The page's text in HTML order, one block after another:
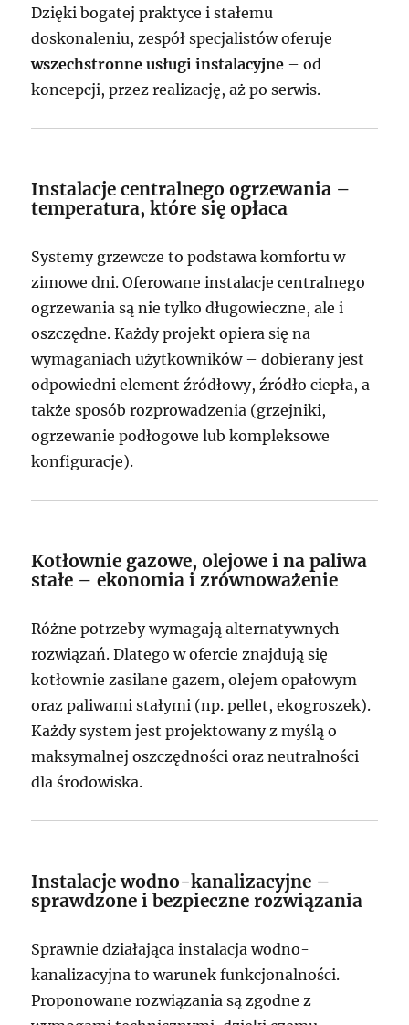
Dzięki bogatej praktyce i stałemu
doskonaleniu, zespół specjalistów oferuje
wszechstronne usługi instalacyjne – od
koncepcji, przez realizację, aż po serwis.
Instalacje centralnego ogrzewania –
temperatura, które się opłaca
Systemy grzewcze to podstawa komfortu w
zimowe dni. Oferowane instalacje centralnego
ogrzewania są nie tylko długowieczne, ale i
oszczędne. Każdy projekt opiera się na
wymaganiach użytkowników – dobierany jest
odpowiedni element źródłowy, źródło ciepła, a
także sposób rozprowadzenia (grzejniki,
ogrzewanie podłogowe lub kompleksowe
konfiguracje).
Kotłownie gazowe, olejowe i na paliwa
stałe – ekonomia i zrównoważenie
Różne potrzeby wymagają alternatywnych
rozwiązań. Dlatego w ofercie znajdują się
kotłownie zasilane gazem, olejem opałowym
oraz paliwami stałymi (np. pellet, ekogroszek).
Każdy system jest projektowany z myślą o
maksymalnej oszczędności oraz neutralności
dla środowiska.
Instalacje wodno-kanalizacyjne –
sprawdzone i bezpieczne rozwiązania
Sprawnie działająca instalacja wodno-
kanalizacyjna to warunek funkcjonalności.
Proponowane rozwiązania są zgodne z